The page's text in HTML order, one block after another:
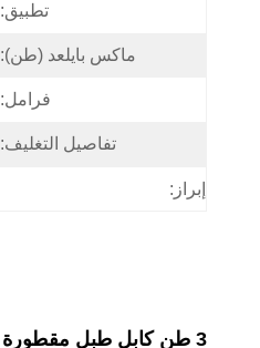
تطبيق:
ماكس بايلعد (طن):
فرامل:
تفاصيل التغليف:
إبراز:
3 طن كابل طبل مقطورة مباشرة المزود مريحة نقل الكابل 600 كجم